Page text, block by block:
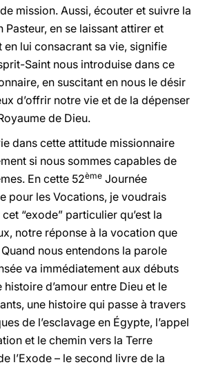
mission. Aussi, écouter et suivre la
Pasteur, en se laissant attirer et
lui consacrant sa vie, signifie
Saint nous introduise dans ce
en suscitant en nous le désir
d’offrir notre vie et de la dépenser
de Dieu.
dans cette attitude missionnaire
si nous sommes capables de
En cette 52ème Journée
pour les Vocations, je voudrais
“exode” particulier qu’est la
notre réponse à la vocation que
nous entendons la parole
va immédiatement aux débuts
d’amour entre Dieu et le
une histoire qui passe à travers
de l’esclavage en Égypte, l’appel
et le chemin vers la Terre
l’Exode – le second livre de la